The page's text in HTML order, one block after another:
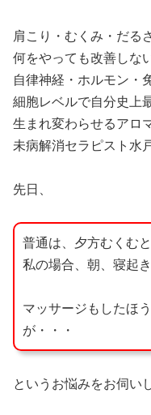
肩こり・むくみ・だる
何をやっても改善しな
自律神経・ホルモン・
細胞レベルで自分史上
生まれ変わらせるアロ
未病解消セラピスト水
先日、
普通は、夕方むくむ
私の場合、朝、寝起
マッサージもしたほ
が・・・
というお悩みをお伺い